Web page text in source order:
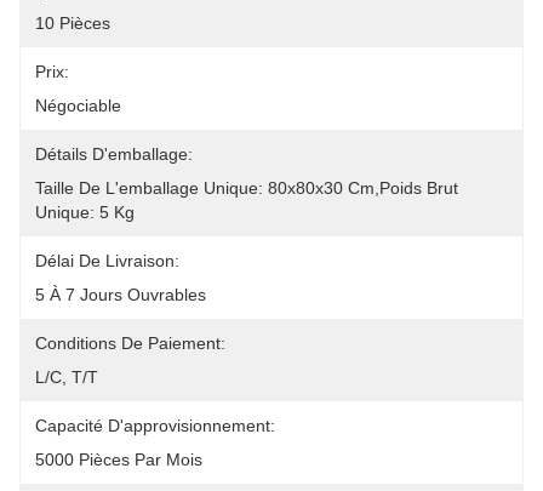
10 Pièces
Prix:
Négociable
Détails D'emballage:
Taille De L'emballage Unique: 80x80x30 Cm,Poids Brut
Unique: 5 Kg
Délai De Livraison:
5 À 7 Jours Ouvrables
Conditions De Paiement:
L/C, T/T
Capacité D'approvisionnement:
5000 Pièces Par Mois